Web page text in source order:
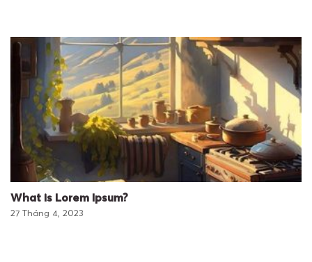
What is Lorem Ipsum?
27 Tháng 4, 2023